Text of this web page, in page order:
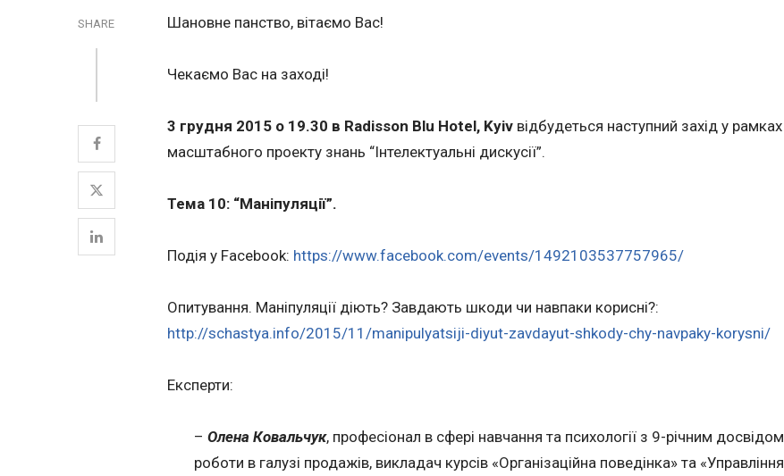
SHARE Шановне панство, вітаємо Вас!
Чекаємо Вас на заході!
3 грудня 2015 о 19.30 в Radisson Blu Hotel, Kyiv відбудеться наступний захід у рамках
масштабного проекту знань “Інтелектуальні дискусії”.
Тема 10: “Маніпуляції”.
Подія у Facebook: https://www.facebook.com/events/1492103537757965/
Опитування. Маніпуляції діють? Завдають шкоди чи навпаки корисні?:
http://schastya.info/2015/11/manipulyatsiji-diyut-zavdayut-shkody-chy-navpaky-korysni/
Експерти:
– Олена Ковальчук, професіонал в сфері навчання та психології з 9-річним досвідом
роботи в галузі продажів, викладач курсів «Організаційна поведінка» та «Управління